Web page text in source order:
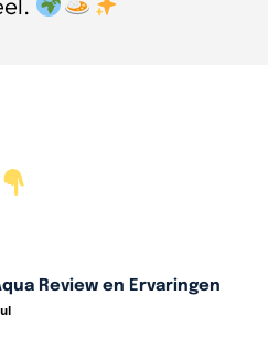
Review en Ervaringen